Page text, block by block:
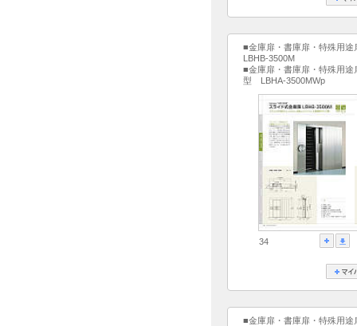
■金庫扉・書庫扉・特殊用途
LBHB-3500M
■金庫扉・書庫扉・特殊用途
型 LBHA-3500MWp
34
■金庫扉・書庫扉・特殊用途